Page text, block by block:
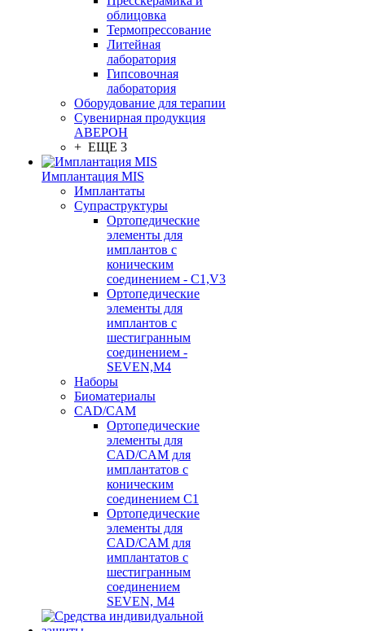
облицовка
Термопрессование
Литейная
лаборатория
Гипсовочная
лаборатория
Оборудование для терапии
Сувенирная продукция
АВЕРОН
+ ЕЩЕ 3
Имплантация MIS
Имплантаты
Супраструктуры
Ортопедические
элементы для
имплантов с
коническим
соединением - C1,V3
Ортопедические
элементы для
имплантов с
шестигранным
соединением -
SEVEN,M4
Наборы
Биоматериалы
CAD/CAM
Ортопедические
элементы для
CAD/CAM для
имплантатов с
коническим
соединением С1
Ортопедические
элементы для
CAD/CAM для
имплантатов с
шестигранным
соединением
SEVEN, М4